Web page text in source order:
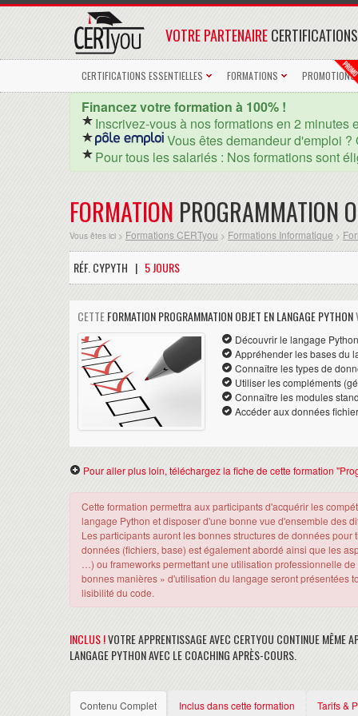
VOTRE PARTENAIRECERTIFICATIONS
CERTIFICATIONS ESSENTIELLES FORMATIONS PROMOTIONS
Financez votre formation à 100% !
Inscrivez-vous à nos formations en 2 minutes
Vous êtes demandeur d'emploi
Pour tous les salariés : Nos formations sont
FORMATION PROGRAMMATION
Vous êtes ici > Formations CERTyou > Formations Informatique >
RÉF. CYPYTH | 5 JOURS
CETTEFORMATION PROGRAMMATION OBJET EN LANGAGE PYTHON
Découvrir le langage Python
Appréhender les bases du
Connaître les types de
Utiliser les compléments
Connaître les modules
Accéder aux données
Pour aller plus loin, téléchargez la fiche de cette formation
Cette formation permettra aux participants d'acquérir les
langage Python et disposer d'une bonne vue d'ensemble des
Les participants auront les bonnes structures de données
données (fichiers, base) est également abordé ainsi que les
…) ou frameworks permettant une utilisation professionnelle
bonnes manières » d'utilisation du langage seront présentées
lisibilité du code.
INCLUS !VOTRE APPRENTISSAGE AVEC CERTYOU CONTINUE MÊME
LANGAGE PYTHON AVEC LE COACHING APRÈS-COURS.
Contenu Complet Inclus dans cette formation Tarifs &